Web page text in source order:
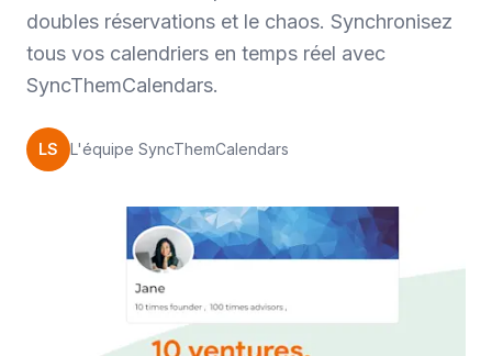
doubles réservations et le chaos. Synchronisez
tous vos calendriers en temps réel avec
SyncThemCalendars.
LS L'équipe SyncThemCalendars